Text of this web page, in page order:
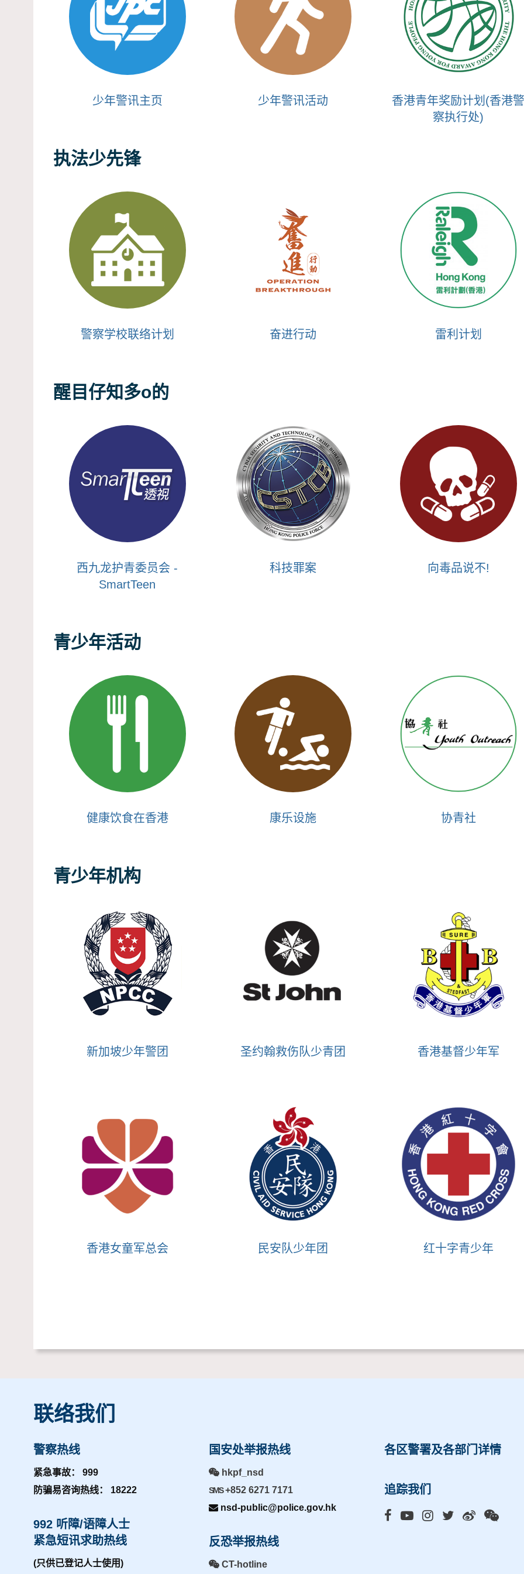
少年警讯主页 少年警讯活动
香港青年奖励计划(香港警
察执行处)
执法少先锋
警察学校联络计划 奋进行动 雷利计划
醒目仔知多o的
西九龙护青委员会 -
SmartTeen
科技罪案 向毒品说不!
青少年活动
健康饮食在香港 康乐设施 协青社
青少年机构
新加坡少年警团 圣约翰救伤队少青团 香港基督少年军
香港女童军总会 民安队少年团 红十字青少年
联络我们
警察热线
紧急事故： 999
防骗易咨询热线： 18222
992 听障/语障人士
紧急短讯求助热线
(只供已登记人士使用)
国安处举报热线
hkpf_nsd
SMS+852 6271 7171
nsd-public@police.gov.hk
反恐举报热线
CT-hotline
各区警署及各部门详情
追踪我们